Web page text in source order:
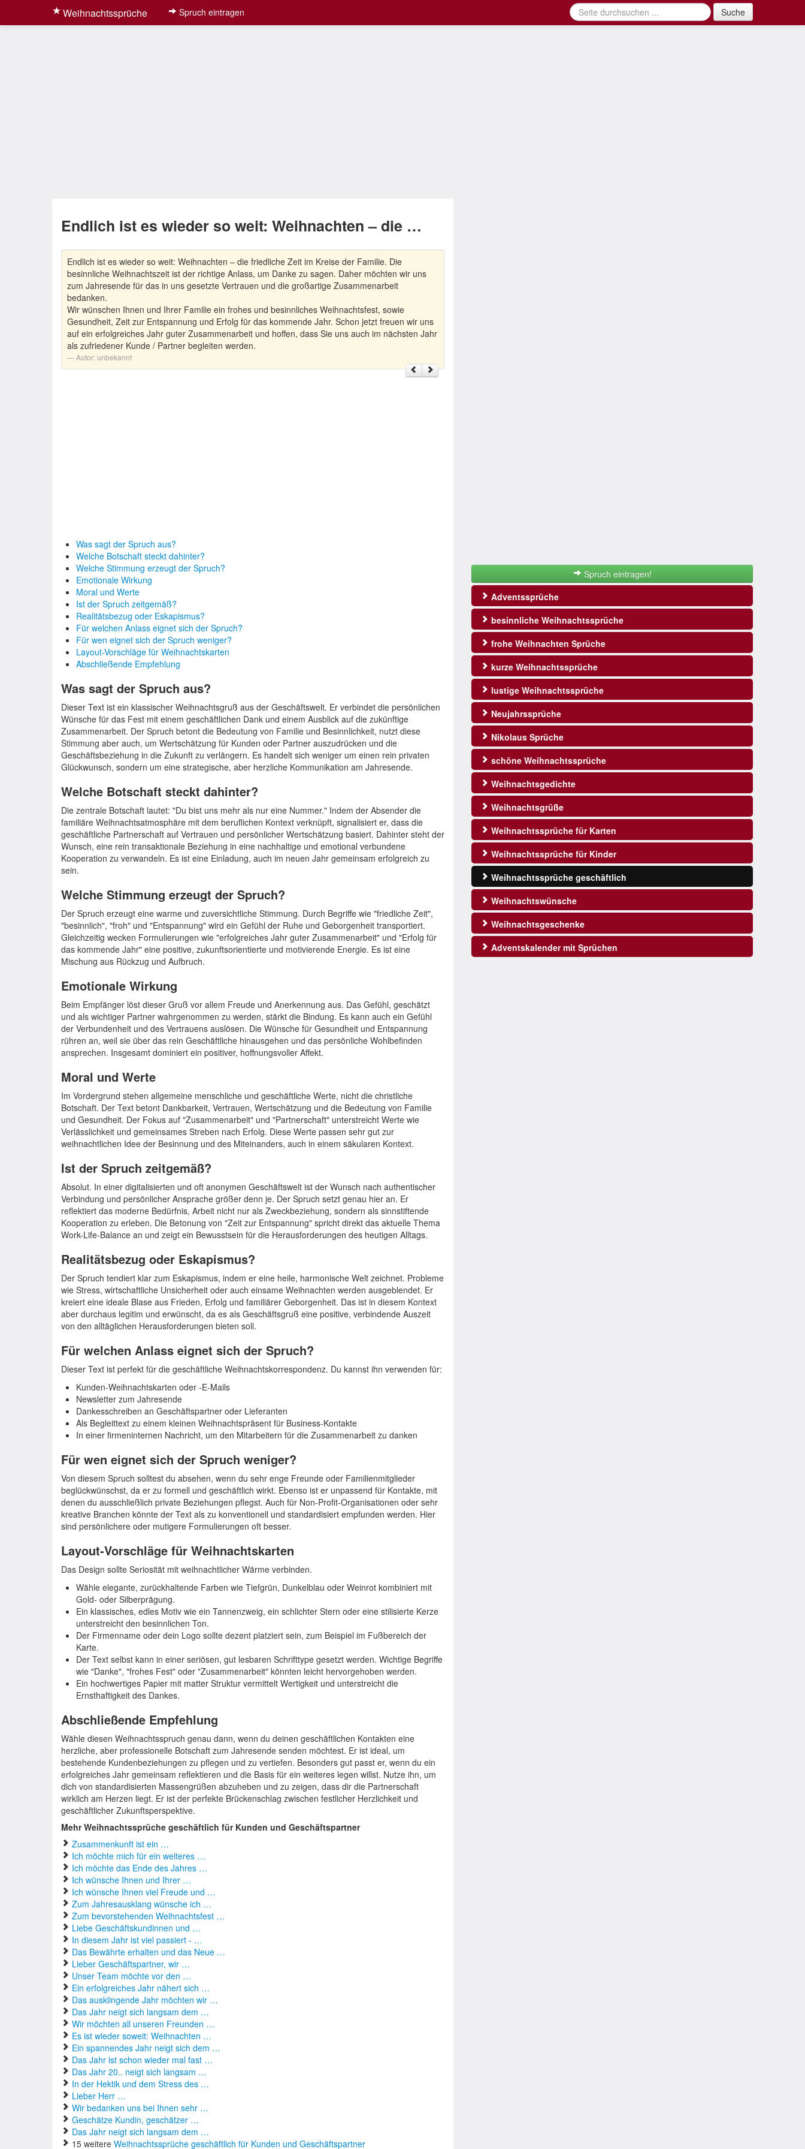
Weihnachtssprüche Spruch eintragen Suche
Endlich ist es wieder so weit: Weihnachten – die …
Endlich ist es wieder so weit: Weihnachten – die friedliche Zeit im Kreise der Familie. Die
besinnliche Weihnachtszeit ist der richtige Anlass, um Danke zu sagen. Daher möchten wir uns
zum Jahresende für das in uns gesetzte Vertrauen und die großartige Zusammenarbeit
bedanken.
Wir wünschen Ihnen und Ihrer Familie ein frohes und besinnliches Weihnachtsfest, sowie
Gesundheit, Zeit zur Entspannung und Erfolg für das kommende Jahr. Schon jetzt freuen wir uns
auf ein erfolgreiches Jahr guter Zusammenarbeit und hoffen, dass Sie uns auch im nächsten Jahr
als zufriedener Kunde / Partner begleiten werden.
Autor:unbekannt
Was sagt der Spruch aus?
Welche Botschaft steckt dahinter?
Welche Stimmung erzeugt der Spruch?
Emotionale Wirkung
Moral und Werte
Ist der Spruch zeitgemäß?
Realitätsbezug oder Eskapismus?
Für welchen Anlass eignet sich der Spruch?
Für wen eignet sich der Spruch weniger?
Layout-Vorschläge für Weihnachtskarten
Abschließende Empfehlung
Was sagt der Spruch aus?
Dieser Text ist ein klassischer Weihnachtsgruß aus der Geschäftswelt. Er verbindet die persönlichen
Wünsche für das Fest mit einem geschäftlichen Dank und einem Ausblick auf die zukünftige
Zusammenarbeit. Der Spruch betont die Bedeutung von Familie und Besinnlichkeit, nutzt diese
Stimmung aber auch, um Wertschätzung für Kunden oder Partner auszudrücken und die
Geschäftsbeziehung in die Zukunft zu verlängern. Es handelt sich weniger um einen rein privaten
Glückwunsch, sondern um eine strategische, aber herzliche Kommunikation am Jahresende.
Welche Botschaft steckt dahinter?
Die zentrale Botschaft lautet: "Du bist uns mehr als nur eine Nummer." Indem der Absender die
familiäre Weihnachtsatmosphäre mit dem beruflichen Kontext verknüpft, signalisiert er, dass die
geschäftliche Partnerschaft auf Vertrauen und persönlicher Wertschätzung basiert. Dahinter steht der
Wunsch, eine rein transaktionale Beziehung in eine nachhaltige und emotional verbundene
Kooperation zu verwandeln. Es ist eine Einladung, auch im neuen Jahr gemeinsam erfolgreich zu
sein.
Welche Stimmung erzeugt der Spruch?
Der Spruch erzeugt eine warme und zuversichtliche Stimmung. Durch Begriffe wie "friedliche Zeit",
"besinnlich", "froh" und "Entspannung" wird ein Gefühl der Ruhe und Geborgenheit transportiert.
Gleichzeitig wecken Formulierungen wie "erfolgreiches Jahr guter Zusammenarbeit" und "Erfolg für
das kommende Jahr" eine positive, zukunftsorientierte und motivierende Energie. Es ist eine
Mischung aus Rückzug und Aufbruch.
Emotionale Wirkung
Beim Empfänger löst dieser Gruß vor allem Freude und Anerkennung aus. Das Gefühl, geschätzt
und als wichtiger Partner wahrgenommen zu werden, stärkt die Bindung. Es kann auch ein Gefühl
der Verbundenheit und des Vertrauens auslösen. Die Wünsche für Gesundheit und Entspannung
rühren an, weil sie über das rein Geschäftliche hinausgehen und das persönliche Wohlbefinden
ansprechen. Insgesamt dominiert ein positiver, hoffnungsvoller Affekt.
Moral und Werte
Im Vordergrund stehen allgemeine menschliche und geschäftliche Werte, nicht die christliche
Botschaft. Der Text betont Dankbarkeit, Vertrauen, Wertschätzung und die Bedeutung von Familie
und Gesundheit. Der Fokus auf "Zusammenarbeit" und "Partnerschaft" unterstreicht Werte wie
Verlässlichkeit und gemeinsames Streben nach Erfolg. Diese Werte passen sehr gut zur
weihnachtlichen Idee der Besinnung und des Miteinanders, auch in einem säkularen Kontext.
Ist der Spruch zeitgemäß?
Absolut. In einer digitalisierten und oft anonymen Geschäftswelt ist der Wunsch nach authentischer
Verbindung und persönlicher Ansprache größer denn je. Der Spruch setzt genau hier an. Er
reflektiert das moderne Bedürfnis, Arbeit nicht nur als Zweckbeziehung, sondern als sinnstiftende
Kooperation zu erleben. Die Betonung von "Zeit zur Entspannung" spricht direkt das aktuelle Thema
Work-Life-Balance an und zeigt ein Bewusstsein für die Herausforderungen des heutigen Alltags.
Realitätsbezug oder Eskapismus?
Der Spruch tendiert klar zum Eskapismus, indem er eine heile, harmonische Welt zeichnet. Probleme
wie Stress, wirtschaftliche Unsicherheit oder auch einsame Weihnachten werden ausgeblendet. Er
kreiert eine ideale Blase aus Frieden, Erfolg und familiärer Geborgenheit. Das ist in diesem Kontext
aber durchaus legitim und erwünscht, da es als Geschäftsgruß eine positive, verbindende Auszeit
von den alltäglichen Herausforderungen bieten soll.
Für welchen Anlass eignet sich der Spruch?
Dieser Text ist perfekt für die geschäftliche Weihnachtskorrespondenz. Du kannst ihn verwenden für:
Kunden-Weihnachtskarten oder -E-Mails
Newsletter zum Jahresende
Dankesschreiben an Geschäftspartner oder Lieferanten
Als Begleittext zu einem kleinen Weihnachtspräsent für Business-Kontakte
In einer firmeninternen Nachricht, um den Mitarbeitern für die Zusammenarbeit zu danken
Für wen eignet sich der Spruch weniger?
Von diesem Spruch solltest du absehen, wenn du sehr enge Freunde oder Familienmitglieder
beglückwünschst, da er zu formell und geschäftlich wirkt. Ebenso ist er unpassend für Kontakte, mit
denen du ausschließlich private Beziehungen pflegst. Auch für Non-Profit-Organisationen oder sehr
kreative Branchen könnte der Text als zu konventionell und standardisiert empfunden werden. Hier
sind persönlichere oder mutigere Formulierungen oft besser.
Layout-Vorschläge für Weihnachtskarten
Das Design sollte Seriosität mit weihnachtlicher Wärme verbinden.
Wähle elegante, zurückhaltende Farben wie Tiefgrün, Dunkelblau oder Weinrot kombiniert mit
Gold- oder Silberprägung.
Ein klassisches, edles Motiv wie ein Tannenzweig, ein schlichter Stern oder eine stilisierte Kerze
unterstreicht den besinnlichen Ton.
Der Firmenname oder dein Logo sollte dezent platziert sein, zum Beispiel im Fußbereich der
Karte.
Der Text selbst kann in einer seriösen, gut lesbaren Schrifttype gesetzt werden. Wichtige Begriffe
wie "Danke", "frohes Fest" oder "Zusammenarbeit" könnten leicht hervorgehoben werden.
Ein hochwertiges Papier mit matter Struktur vermittelt Wertigkeit und unterstreicht die
Ernsthaftigkeit des Dankes.
Abschließende Empfehlung
Wähle diesen Weihnachtsspruch genau dann, wenn du deinen geschäftlichen Kontakten eine
herzliche, aber professionelle Botschaft zum Jahresende senden möchtest. Er ist ideal, um
bestehende Kundenbeziehungen zu pflegen und zu vertiefen. Besonders gut passt er, wenn du ein
erfolgreiches Jahr gemeinsam reflektieren und die Basis für ein weiteres legen willst. Nutze ihn, um
dich von standardisierten Massengrüßen abzuheben und zu zeigen, dass dir die Partnerschaft
wirklich am Herzen liegt. Er ist der perfekte Brückenschlag zwischen festlicher Herzlichkeit und
geschäftlicher Zukunftsperspektive.
Mehr Weihnachtssprüche geschäftlich für Kunden und Geschäftspartner
Zusammenkunft ist ein …
Ich möchte mich für ein weiteres …
Ich möchte das Ende des Jahres …
Ich wünsche Ihnen und Ihrer …
Ich wünsche Ihnen viel Freude und …
Zum Jahresausklang wünsche ich …
Zum bevorstehenden Weihnachtsfest …
Liebe Geschäftskundinnen und …
In diesem Jahr ist viel passiert - …
Das Bewährte erhalten und das Neue …
Lieber Geschäftspartner, wir …
Unser Team möchte vor den …
Ein erfolgreiches Jahr nähert sich …
Das ausklingende Jahr möchten wir …
Das Jahr neigt sich langsam dem …
Wir möchten all unseren Freunden …
Es ist wieder soweit: Weihnachten …
Ein spannendes Jahr neigt sich dem …
Das Jahr ist schon wieder mal fast …
Das Jahr 20.. neigt sich langsam …
In der Hektik und dem Stress des …
Lieber Herr …
Wir bedanken uns bei Ihnen sehr …
Geschätze Kundin, geschätzer …
Das Jahr neigt sich langsam dem …
15 weitere Weihnachtssprüche geschäftlich für Kunden und Geschäftspartner
Spruch eintragen!
Adventssprüche
besinnliche Weihnachtssprüche
frohe Weihnachten Sprüche
kurze Weihnachtssprüche
lustige Weihnachtssprüche
Neujahrssprüche
Nikolaus Sprüche
schöne Weihnachtssprüche
Weihnachtsgedichte
Weihnachtsgrüße
Weihnachtssprüche für Karten
Weihnachtssprüche für Kinder
Weihnachtssprüche geschäftlich
Weihnachtswünsche
Weihnachtsgeschenke
Adventskalender mit Sprüchen